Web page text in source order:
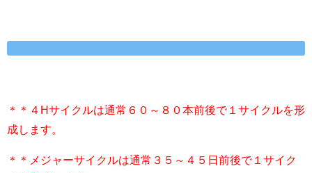
＊＊４Hサイクルは通常６０～８０本前後で１サイクルを形
成します。
＊＊メジャーサイクルは通常３５～４５日前後で１サイク